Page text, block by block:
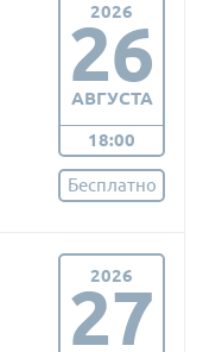
2026
26
АВГУСТА
18:00
Бесплатно
2026
27